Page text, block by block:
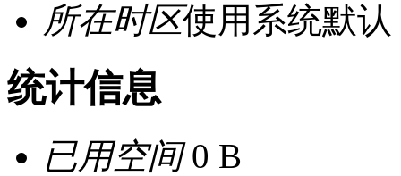
所在时区使用系统默认
统计信息
已用空间0 B